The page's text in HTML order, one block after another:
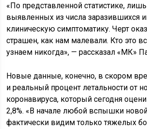
«По представленной статистике,
выявленных из числа заразившихся
клиническую симптоматику. Черт
страшен, как нам малевали. Кто это
узнаем никогда», — рассказал «МК»
Новые данные, конечно, в скором
и реальный процент летальности от
коронавируса, который сегодня
2,8%. «В начале любой вспышки
фактически видим только тяжелых